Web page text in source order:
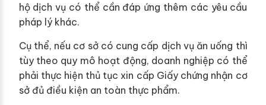
hộ dịch vụ có thể cần đáp ứng thêm các yêu cầu
pháp lý khác.
Cụ thể, nếu cơ sở có cung cấp dịch vụ ăn uống thì
tùy theo quy mô hoạt động, doanh nghiệp có thể
phải thực hiện thủ tục xin cấp Giấy chứng nhận cơ
sở đủ điều kiện an toàn thực phẩm.